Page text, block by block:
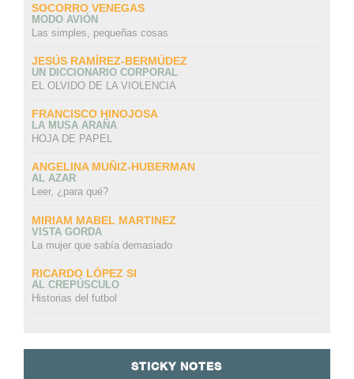
SOCORRO VENEGAS
MODO AVIÓN
Las simples, pequeñas cosas
JESÚS RAMÍREZ-BERMÚDEZ
UN DICCIONARIO CORPORAL
EL OLVIDO DE LA VIOLENCIA
FRANCISCO HINOJOSA
LA MUSA ARAÑA
HOJA DE PAPEL
ANGELINA MUÑIZ-HUBERMAN
AL AZAR
Leer, ¿para qué?
MIRIAM MABEL MARTINEZ
VISTA GORDA
La mujer que sabía demasiado
RICARDO LÓPEZ SI
AL CREPÚSCULO
Historias del futbol
STICKY NOTES